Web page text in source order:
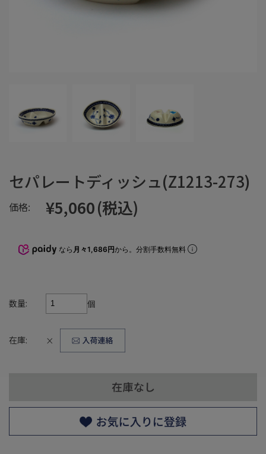
セパレートディッシュ(Z1213-273)
価格: ¥5,060(税込)
なら 月々1,686円から。分割手数料無料
数量: 個
在庫: ×